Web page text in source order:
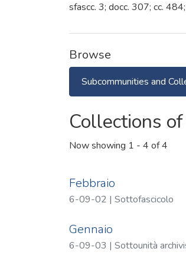
sfascc. 3; docc. 307; cc. 484;
Browse
Subcommunities and
Collections
Now showing 1 - 4 of 4
Febbraio
6-09-02 | Sottofascicolo
Gennaio
6-09-03 | Sottounità